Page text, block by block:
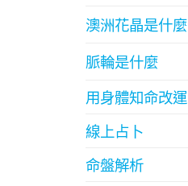
澳洲花晶是什麼
脈輪是什麼
用身體知命改運
線上占卜
命盤解析